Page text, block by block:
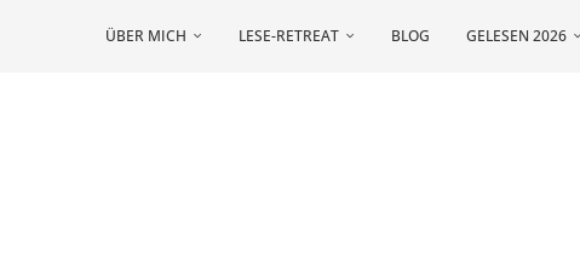
ÜBER MICH LESE-RETREAT BLOG GELESEN 2026